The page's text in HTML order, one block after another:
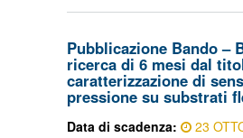
Pubblicazione Bando –
ricerca di 6 mesi dal
caratterizzazione di
pressione su substrati
Data di scadenza:
23